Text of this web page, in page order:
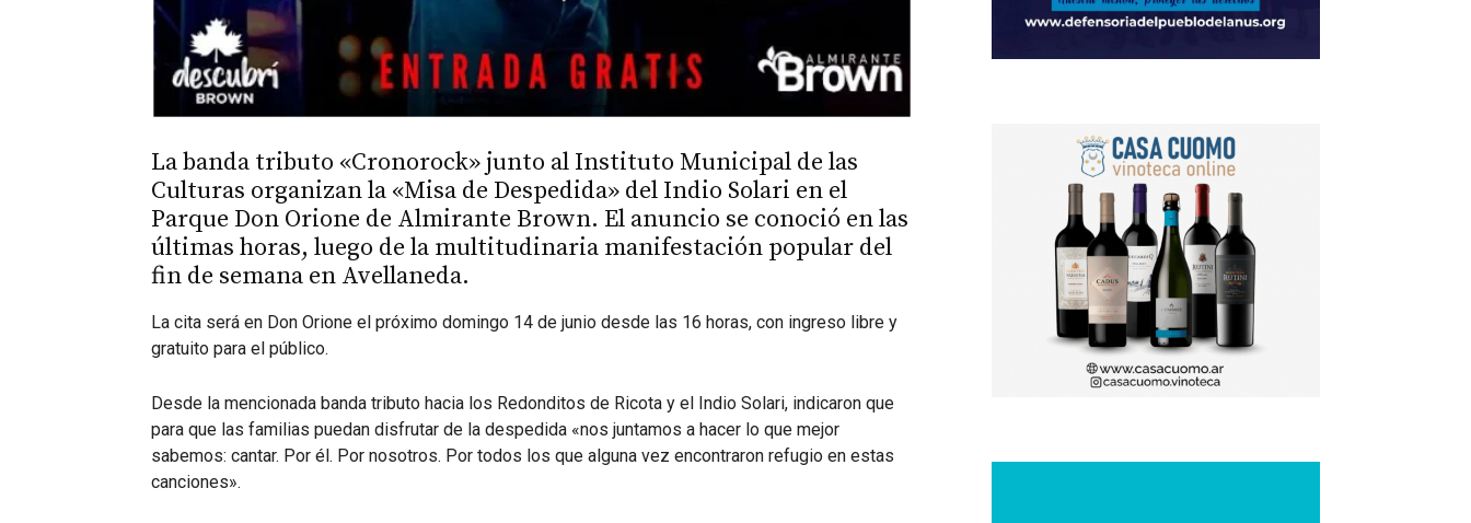
La banda tributo «Cronorock» junto al Instituto Municipal de las
Culturas organizan la «Misa de Despedida» del Indio Solari en el
Parque Don Orione de Almirante Brown. El anuncio se conoció en las
últimas horas, luego de la multitudinaria manifestación popular del
fin de semana en Avellaneda.
La cita será en Don Orione el próximo domingo 14 de junio desde las 16 horas, con ingreso libre y
gratuito para el público.
Desde la mencionada banda tributo hacia los Redonditos de Ricota y el Indio Solari, indicaron que
para que las familias puedan disfrutar de la despedida «nos juntamos a hacer lo que mejor
sabemos: cantar. Por él. Por nosotros. Por todos los que alguna vez encontraron refugio en estas
canciones».